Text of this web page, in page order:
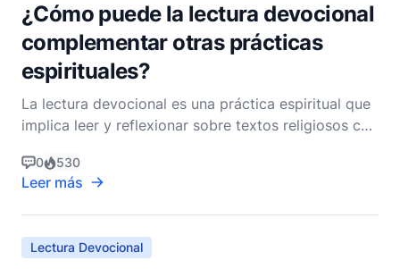
¿Cómo puede la lectura devocional
complementar otras prácticas
espirituales?
La lectura devocional es una práctica espiritual que
implica leer y reflexionar sobre textos religiosos con
crecimiento espiritual personal. Esta práctica no es
exclusiva del cristianismo; sin embargo, dentro de la
tradición cristiana, ocupa un lugar si
0 530
Leer más
Lectura Devocional